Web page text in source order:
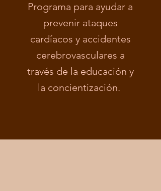
Programa para ayudar a
prevenir ataques
cardíacos y accidentes
cerebrovasculares a
través de la educación y
la concientización.